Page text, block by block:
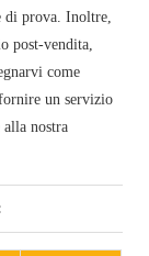
di prova. Inoltre,
post-vendita,
come
un servizio
nostra